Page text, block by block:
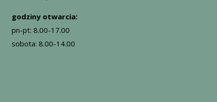
godziny otwarcia:
pn-pt: 8.00-17.00
sobota: 8.00-14.00